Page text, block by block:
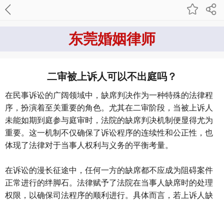
东莞婚姻律师
二审被上诉人可以不出庭吗？
在民事诉讼的广阔领域中，缺席判决作为一种特殊的法律程
序，扮演着至关重要的角色。尤其在二审阶段，当被上诉人
未能如期到庭参与庭审时，法院的缺席判决机制便显得尤为
重要。这一机制不仅确保了诉讼程序的连续性和公正性，也
体现了法律对于当事人权利与义务的平衡考量。
在诉讼的漫长征途中，任何一方的缺席都不应成为阻碍案件
正常进行的绊脚石。法律赋予了法院在当事人缺席时的处理
权限，以确保司法程序的顺利进行。具体而言，若上诉人缺